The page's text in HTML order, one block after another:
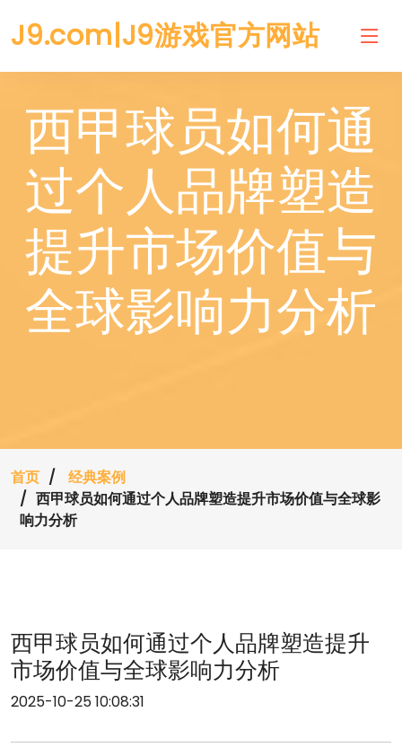
J9.com|J9游戏官方网站
西甲球员如何通
过个人品牌塑造
提升市场价值与
全球影响力分析
首页
经典案例
西甲球员如何通过个人品牌塑造提升市场价值与全球影
响力分析
西甲球员如何通过个人品牌塑造提升
市场价值与全球影响力分析
2025-10-25 10:08:31